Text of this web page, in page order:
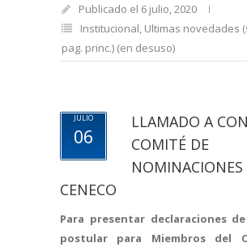
Publicado el 6 julio, 2020
Institucional, Ultimas novedades
pag. princ.) (en desuso)
JULIO
06
LLAMADO A
COMITÉ DE
NOMINACIONES
CENECO
Para presentar declaraciones
postular para Miembros del